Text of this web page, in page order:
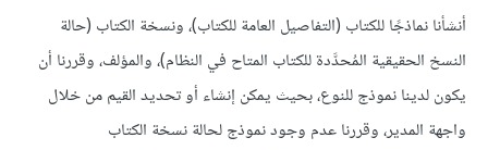
أنشأنا نماذجًا للكتاب (التفاصيل العامة للكتاب)، ونسخة الكتاب (حالة
النسخ الحقيقية المُحدَّدة للكتاب المتاح في النظام)، والمؤلف، وقررنا أن
يكون لدينا نموذج للنوع، بحيث يمكن إنشاء أو تحديد القيم من خلال
واجهة المدير، وقررنا عدم وجود نموذج لحالة نسخة الكتاب